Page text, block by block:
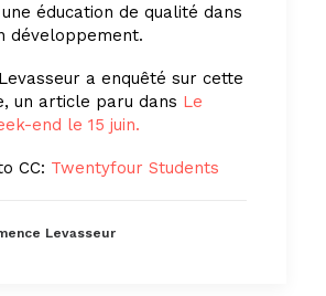
éducation de qualité dans
développement.
a enquêté sur cette
un article paru dans Le
end le 15 juin.
CC: Twentyfour Students
Levasseur